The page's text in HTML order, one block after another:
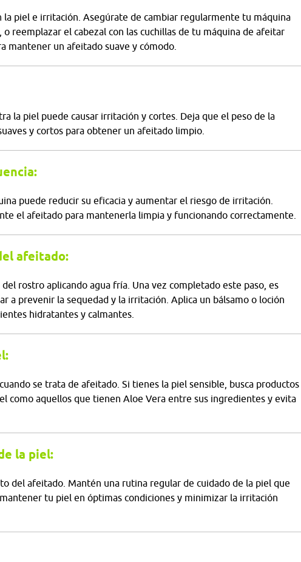
la piel e irritación. Asegúrate de cambiar regularmente tu máquina
reemplazar el cabezal con las cuchillas de tu máquina de afeitar
mantener un afeitado suave y cómodo.
la piel puede causar irritación y cortes. Deja que el peso de la
y cortos para obtener un afeitado limpio.
puede reducir su eficacia y aumentar el riesgo de irritación.
el afeitado para mantenerla limpia y funcionando correctamente.
afeitado:
rostro aplicando agua fría. Una vez completado este paso, es
a prevenir la sequedad y la irritación. Aplica un bálsamo o loción
hidratantes y calmantes.
se trata de afeitado. Si tienes la piel sensible, busca productos
como aquellos que tienen Aloe Vera entre sus ingredientes y evita
la piel:
del afeitado. Mantén una rutina regular de cuidado de la piel que
tu piel en óptimas condiciones y minimizar la irritación